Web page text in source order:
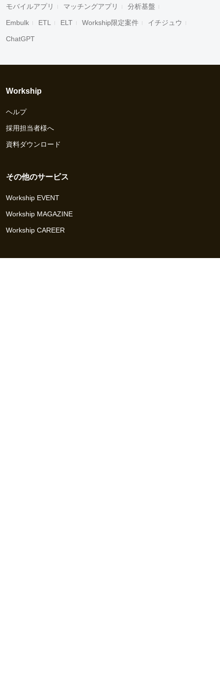
モバイルアプリ マッチングアプリ 分析基盤
Embulk ETL ELT Workship限定案件 イチジュウ
ChatGPT
Workship
ヘルプ
採用担当者様へ
資料ダウンロード
その他のサービス
Workship EVENT
Workship MAGAZINE
Workship CAREER